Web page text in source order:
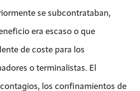
se subcontrataban,
era escaso o que
de coste para los
o terminalistas. El
los confinamientos de